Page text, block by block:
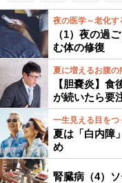
夜の医学～老化す
（1）夜の過
む体の修復
夏に増えるお腹の
【胆嚢炎】
が続いたら要
一生見える目をつ
夏は「白内障
め
腎臓病（4）